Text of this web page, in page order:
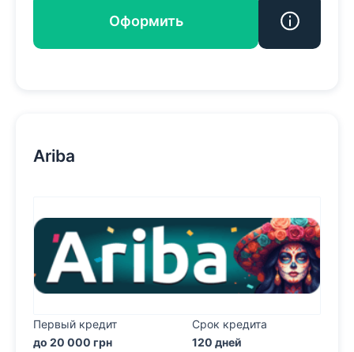
Оформить
Ariba
Первый кредит
до 20 000 грн
Срок кредита
120 дней